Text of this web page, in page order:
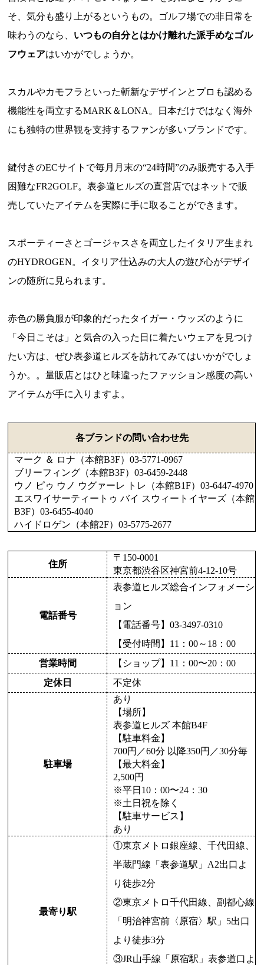
そ、気分も盛り上がるというもの。ゴルフ場での非日常を
味わうのなら、 いつもの自分とはかけ離れた派手めなゴル
フウェアはいかがでしょうか。
スカルやカモフラといった斬新なデザインとプロも認める
機能性を両立するMARK＆LONA。日本だけではなく海外
にも独特の世界観を支持するファンが多いブランドです。
鍵付きのECサイトで毎月月末の“24時間”のみ販売する入手
困難なFR2GOLF。表参道ヒルズの直営店ではネットで販
売していたアイテムを実際に手に取ることができます。
スポーティーさとゴージャスさを両立したイタリア生まれ
のHYDROGEN。イタリア仕込みの大人の遊び心がデザイ
ンの随所に見られます。
赤色の勝負服が印象的だったタイガー・ウッズのように
「今日こそは」と気合の入った日に着たいウェアを見つけ
たい方は、ぜひ表参道ヒルズを訪れてみてはいかがでしょ
うか。。量販店とはひと味違ったファッション感度の高い
アイテムが手に入りますよ。
各ブランドの問い合わせ先
マーク ＆ ロナ（本館B3F）03-5771-0967
ブリーフィング（本館B3F）03-6459-2448
ウノ ピゥ ウノ ウグァーレ トレ（本館B1F）03-6447-4970
エスワイサーティートゥ バイ スウィートイヤーズ（本館
B3F）03-6455-4040
ハイドロゲン（本館2F）03-5775-2677
住所
〒150-0001
東京都渋谷区神宮前4-12-10号
電話番号
表参道ヒルズ総合インフォメーシ
ョン
【電話番号】03-3497-0310
【受付時間】11：00～18：00
営業時間
【ショップ】11：00〜20：00
定休日
不定休
駐車場
あり
【場所】
表参道ヒルズ 本館B4F
【駐車料金】
700円／60分 以降350円／30分毎
【最大料金】
2,500円
※平日10：00〜24：30
※土日祝を除く
【駐車サービス】
あり
最寄り駅
①東京メトロ銀座線、千代田線、
半蔵門線「表参道駅」A2出口よ
り徒歩2分
②東京メトロ千代田線、副都心線
「明治神宮前〈原宿〉駅」5出口
より徒歩3分
③JR山手線「原宿駅」表参道口よ